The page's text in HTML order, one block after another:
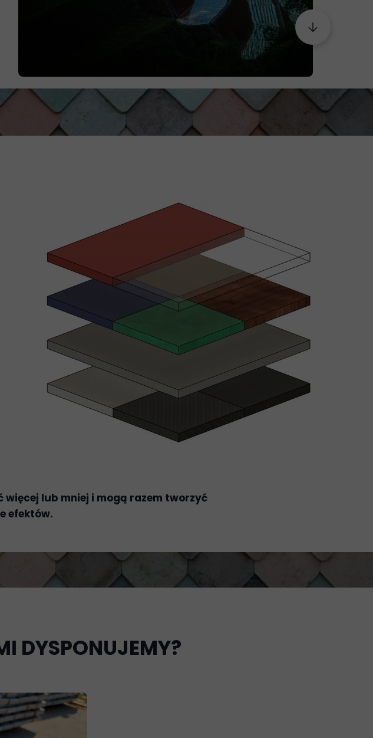
lub mniej i mogą razem tworzyć
efektów.
DYSPONUJEMY?